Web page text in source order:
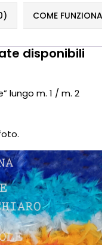
COME
disponibili
lungo m. 1 / m. 2